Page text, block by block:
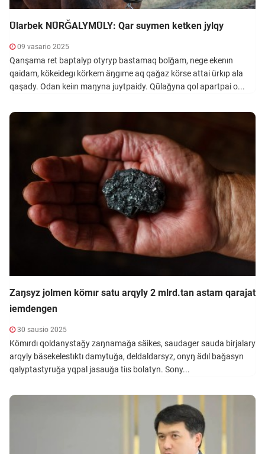
Ūlarbek NŪRǦALYMŪLY: Qar suymen ketken jylqy
09 vasario 2025
Qanşama ret baptalyp otyryp bastamaq bolǧam, nege ekenın
qaidam, kökeidegı körkem äŋgıme aq qaǧaz körse attai ürkıp ala
qaşady. Odan keiın maŋyna juytpaidy. Qūlaǧyna qol apartpai o...
Zaŋsyz jolmen kömır satu arqyly 2 mlrd.tan astam qarajat
iemdengen
30 sausio 2025
Kömırdı qoldanystaǧy zaŋnamaǧa säikes, saudager sauda birjalary
arqyly bäsekelestıktı damytuǧa, deldaldarsyz, onyŋ ädıl baǧasyn
qalyptastyruǧa yqpal jasauǧa tiıs bolatyn. Sony...